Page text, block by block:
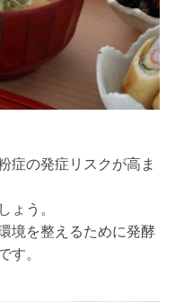
症の発症リスクが高ま
ょう。
境を整えるために発酵
す。